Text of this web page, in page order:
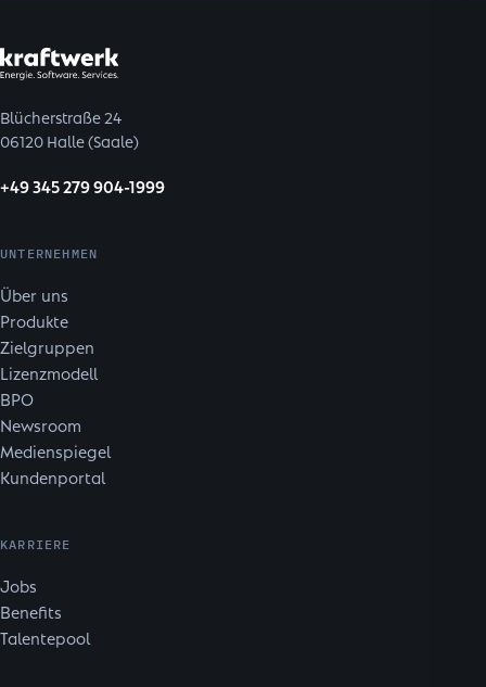
Blücherstraße 24
06120 Halle (Saale)
+49 345 279 904-1999
UNTERNEHMEN
Über uns
Produkte
Zielgruppen
Lizenzmodell
BPO
Newsroom
Medienspiegel
Kundenportal
KARRIERE
Jobs
Benefits
Talentepool